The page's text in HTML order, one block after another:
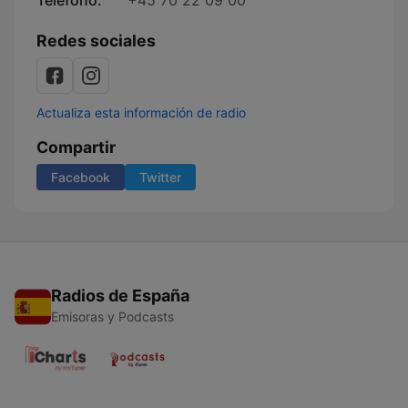
Redes sociales
Actualiza esta información de radio
Compartir
Facebook Twitter
Radios de España
Emisoras y Podcasts